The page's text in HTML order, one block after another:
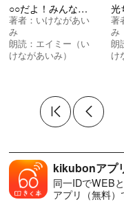
○○だよ！みんなで集合！いけながあいみのハピラジ！
著者： いけながあい
み
朗読： エイミー（い
けながあいみ）
著
み
朗
け
kikubonアプ
同一IDでWEB
アプリ（無料）